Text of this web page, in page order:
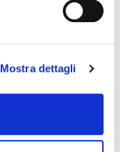
Mostra dettagli